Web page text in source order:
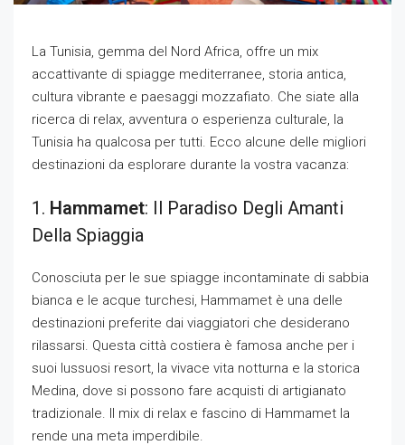
La Tunisia, gemma del Nord Africa, offre un mix
accattivante di spiagge mediterranee, storia antica,
cultura vibrante e paesaggi mozzafiato. Che siate alla
ricerca di relax, avventura o esperienza culturale, la
Tunisia ha qualcosa per tutti. Ecco alcune delle migliori
destinazioni da esplorare durante la vostra vacanza:
1. Hammamet: Il Paradiso Degli Amanti
Della Spiaggia
Conosciuta per le sue spiagge incontaminate di sabbia
bianca e le acque turchesi, Hammamet è una delle
destinazioni preferite dai viaggiatori che desiderano
rilassarsi. Questa città costiera è famosa anche per i
suoi lussuosi resort, la vivace vita notturna e la storica
Medina, dove si possono fare acquisti di artigianato
tradizionale. Il mix di relax e fascino di Hammamet la
rende una meta imperdibile.